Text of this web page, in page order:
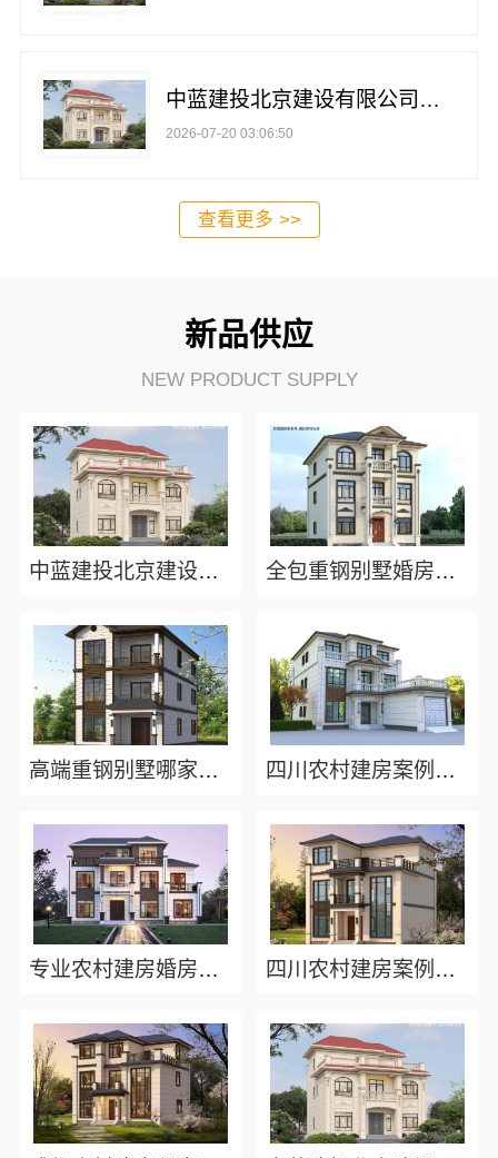
中蓝建投北京建设有限公司四川：四川农村建房案例鉴赏
2026-07-20 03:06:50
查看更多 >>
新品供应
NEW PRODUCT SUPPLY
中蓝建投北京建设有限公司四川：成都农村建房哪家靠谱 全包重钢别墅婚房布置选中蓝建投北京建设有限公司四川
高端重钢别墅哪家好，中蓝建投北京建设有限公司四川标准化施工 四川农村建房案例精选选中蓝建投北京建设有限公司四川
专业农村建房婚房布置中蓝建投四川全房型定制设计案例分享 四川农村建房案例：中蓝建投北京建设有限公司四川为您展示众多成功的建房案例